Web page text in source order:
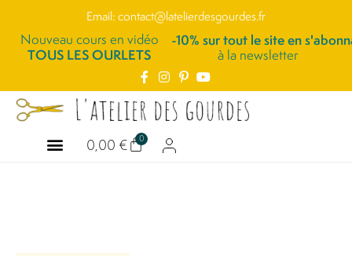
Email: contact@latelierdesgourdes.fr
Nouveau cours en vidéo
TOUS LES OURLETS
-10% sur tout le site en
à la newsletter
0,00 € 0